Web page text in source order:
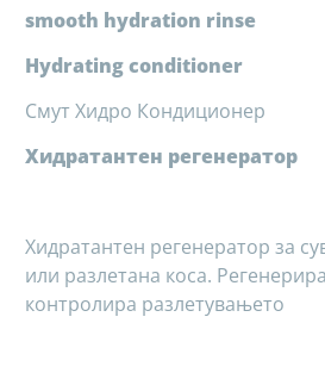
smooth hydration rinse
Hydrating conditioner
Смут Хидро Кондиционер
Хидратантен регенератор
Хидратантен регенератор за
или разлетана коса.
контролира разлетувањето